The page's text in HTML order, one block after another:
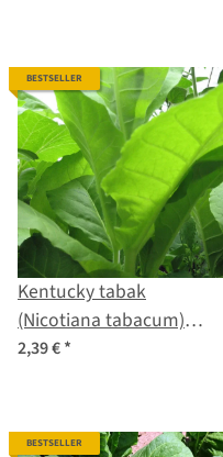
BESTSELLER
Kentucky tabak
(Nicotiana tabacum)
zaden
2,39 €*
BESTSELLER